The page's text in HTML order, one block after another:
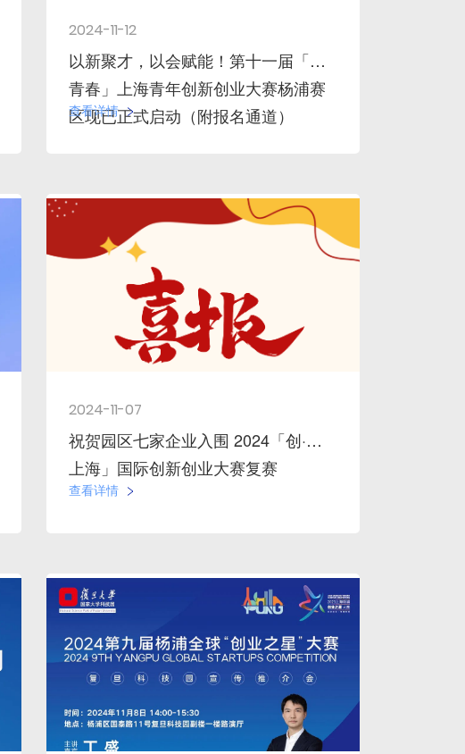
2024-11-12
以新聚才，以会赋能！第十一届「创
青春」上海青年创新创业大赛杨浦赛
区现已正式启动（附报名通道）
查看详情
2024-11-07
祝贺园区七家企业入围 2024「创·在
上海」国际创新创业大赛复赛
查看详情